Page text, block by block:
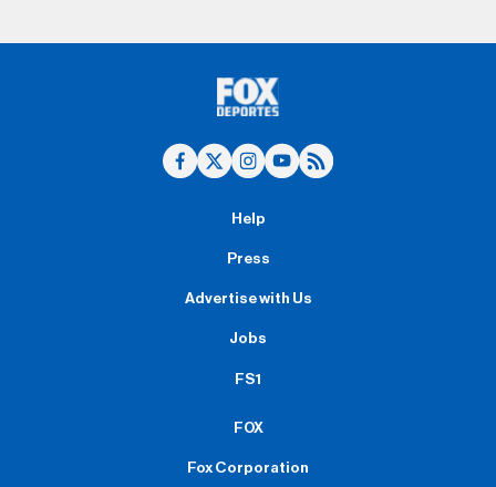
Help
Press
Advertise with Us
Jobs
FS1
FOX
Fox Corporation